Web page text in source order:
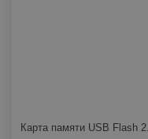
Карта памяти USB Flash